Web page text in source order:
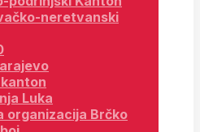
neretvanski
Luka
organizacija Brčko